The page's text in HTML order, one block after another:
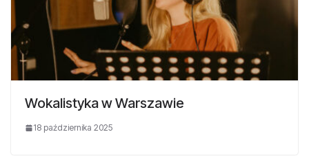
Wokalistyka w Warszawie
18 października 2025